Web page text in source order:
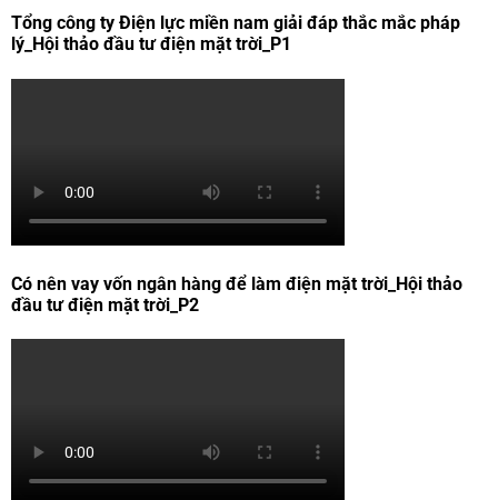
Tổng công ty Điện lực miền nam giải đáp thắc mắc pháp
lý_Hội thảo đầu tư điện mặt trời_P1
Có nên vay vốn ngân hàng để làm điện mặt trời_Hội thảo
đầu tư điện mặt trời_P2